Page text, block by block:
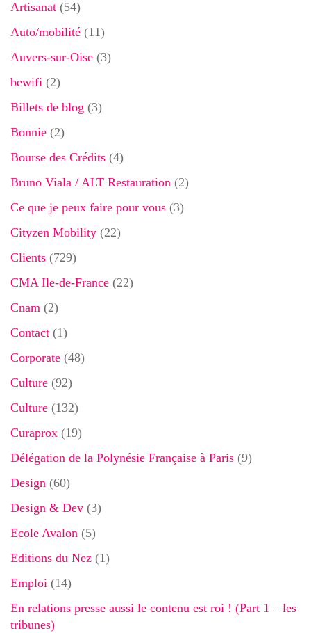
Artisanat (54)
Auto/mobilité (11)
Auvers-sur-Oise (3)
bewifi (2)
Billets de blog (3)
Bonnie (2)
Bourse des Crédits (4)
Bruno Viala / ALT Restauration (2)
Ce que je peux faire pour vous (3)
Cityzen Mobility (22)
Clients (729)
CMA Ile-de-France (22)
Cnam (2)
Contact (1)
Corporate (48)
Culture (92)
Culture (132)
Curaprox (19)
Délégation de la Polynésie Française à Paris (9)
Design (60)
Design & Dev (3)
Ecole Avalon (5)
Editions du Nez (1)
Emploi (14)
En relations presse aussi le contenu est roi ! (Part 1 – les
tribunes)